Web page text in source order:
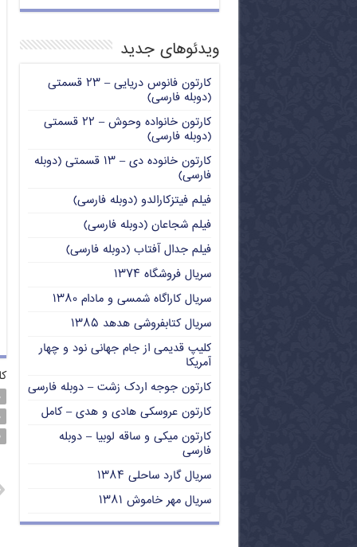
ویدئوهای جدید
کارتون فانوس دریایی – ۲۳ قسمتی
(دوبله فارسی)
کارتون خانواده وحوش – ۲۲ قسمتی
(دوبله فارسی)
کارتون خانوده دی – ۱۳ قسمتی (دوبله
فارسی)
فیلم فیتزکارالدو (دوبله فارسی)
فیلم شجاعان (دوبله فارسی)
فیلم جدال آفتاب (دوبله فارسی)
سریال فروشگاه ۱۳۷۴
سریال کاراگاه شمسی و مادام ۱۳۸۰
سریال کتابفروشی هدهد ۱۳۸۵
کلیپ قدیمی از جام جهانی نود و چهار
آمریکا
کارتون جوجه اردک زشت – دوبله فارسی
کارتون عروسکی هادی و هدی – کامل
کارتون میکی و ساقه لوبیا – دوبله
فارسی
سریال گارد ساحلی ۱۳۸۴
سریال مهر خاموش ۱۳۸۱